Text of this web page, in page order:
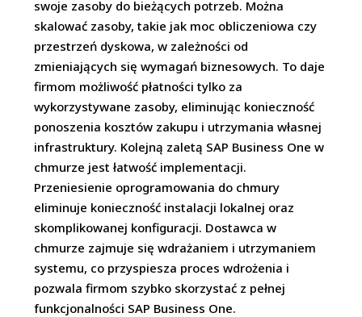
swoje zasoby do bieżących potrzeb. Można
skalować zasoby, takie jak moc obliczeniowa czy
przestrzeń dyskowa, w zależności od
zmieniających się wymagań biznesowych. To daje
firmom możliwość płatności tylko za
wykorzystywane zasoby, eliminując konieczność
ponoszenia kosztów zakupu i utrzymania własnej
infrastruktury. Kolejną zaletą SAP Business One w
chmurze jest łatwość implementacji.
Przeniesienie oprogramowania do chmury
eliminuje konieczność instalacji lokalnej oraz
skomplikowanej konfiguracji. Dostawca w
chmurze zajmuje się wdrażaniem i utrzymaniem
systemu, co przyspiesza proces wdrożenia i
pozwala firmom szybko skorzystać z pełnej
funkcjonalności SAP Business One.